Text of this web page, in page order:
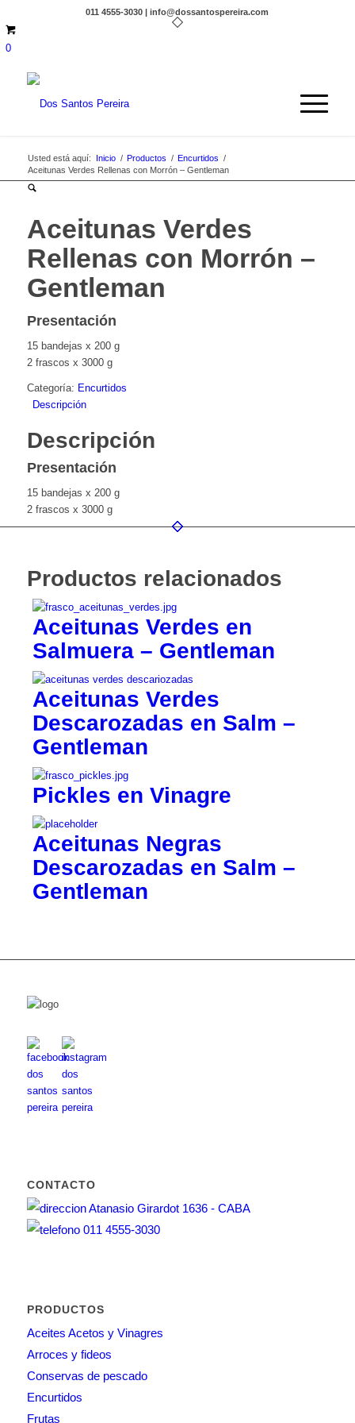
011 4555-3030 | info@dossantospereira.com
0
Usted está aquí: Inicio / Productos / Encurtidos /
Aceitunas Verdes Rellenas con Morrón – Gentleman
Aceitunas Verdes
Rellenas con Morrón –
Gentleman
Presentación
15 bandejas x 200 g
2 frascos x 3000 g
Categoría: Encurtidos
Descripción
Descripción
Presentación
15 bandejas x 200 g
2 frascos x 3000 g
Productos relacionados
Aceitunas Verdes en
Salmuera – Gentleman
Aceitunas Verdes
Descarozadas en Salm –
Gentleman
Pickles en Vinagre
Aceitunas Negras
Descarozadas en Salm –
Gentleman
CONTACTO
Atanasio Girardot 1636 - CABA
011 4555-3030
PRODUCTOS
Aceites Acetos y Vinagres
Arroces y fideos
Conservas de pescado
Encurtidos
Frutas